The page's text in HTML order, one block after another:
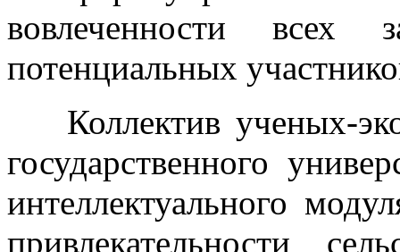
вовлеченности всех
потенциальных
Коллектив ученых-
государственного
интеллектуального
привлекательности